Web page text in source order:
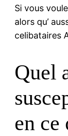
Si vous
alors qu’
celibataires
Quel
en ce